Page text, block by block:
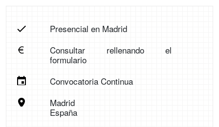
Presencial en Madrid
Consultar rellenando el
formulario
Convocatoria Continua
Madrid
España